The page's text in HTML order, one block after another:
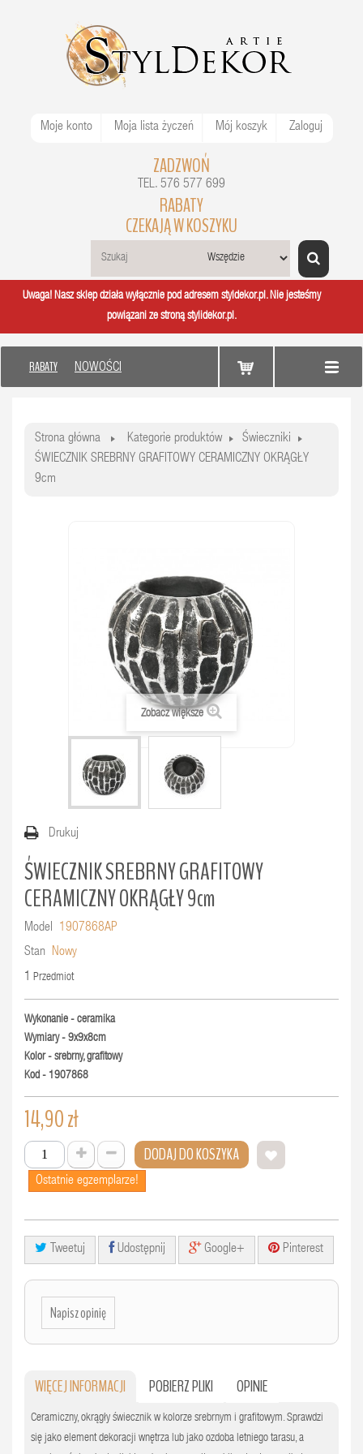
Moje konto Moja lista życzeń Mój koszyk Zaloguj
ZADZWOŃ
TEL. 576 577 699
RABATY
CZEKAJĄ W KOSZYKU
Uwaga! Nasz sklep działa wyłącznie pod adresem styldekor.pl. Nie jesteśmy
powiązani ze stroną stylidekor.pl.
RABATY NOWOŚCI
Strona główna Kategorie produktów
Świeczniki
ŚWIECZNIK SREBRNY GRAFITOWY CERAMICZNY OKRĄGŁY
9cm
Zobacz większe
Drukuj
ŚWIECZNIK SREBRNY GRAFITOWY
CERAMICZNY OKRĄGŁY 9cm
Model
1907868AP
Stan Nowy
1 Przedmiot
Wykonanie - ceramika
Wymiary - 9x9x8cm
Kolor - srebrny, grafitowy
Kod - 1907868
14,90 zł
DODAJ DO KOSZYKA
Ostatnie egzemplarze!
Tweetuj Udostępnij Google+ Pinterest
Napisz opinię
WIĘCEJ INFORMACJI POBIERZ PLIKI OPINIE
Ceramiczny, okrągły świecznik w kolorze srebrnym i grafitowym. Sprawdzi
się jako element dekoracji wnętrza lub jako ozdoba letniego tarasu, a